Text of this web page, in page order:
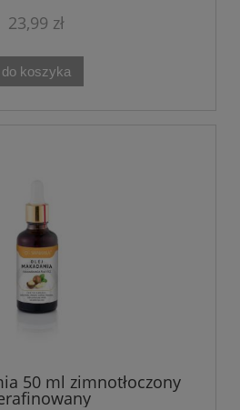
23,99 zł
do koszyka
50 ml zimnotłoczony